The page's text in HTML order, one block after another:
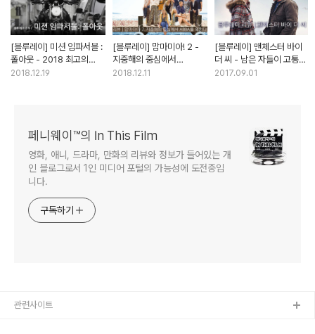
[블루레이] 미션 임파서블 :
폴아웃 - 2018 최고의
에너제틱 블록버스터
2018.12.19
[블루레이] 맘마미아! 2 -
지중해의 중심에서
ABBA를 외치다
2018.12.11
[블루레이] 맨체스터 바이
더 씨 - 남은 자들이 고통을
안고 살아가는 방법
2017.09.01
페니웨이™의 In This Film
영화, 애니, 드라마, 만화의 리뷰와 정보가 들어있는 개
인 블로그로서 1인 미디어 포털의 가능성에 도전중입
니다.
구독하기
관련사이트